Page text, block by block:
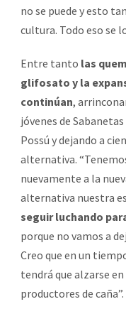
no se puede y esto
cultura. Todo eso se
Entre tanto las
glifosato y la
continúan,
jóvenes de
Possú y dejando a
alternativa.
nuevamente a la
alternativa nuestra
seguir luchando
porque no vamos a
Creo que en un
tendrá que alzarse
productores de caña”.